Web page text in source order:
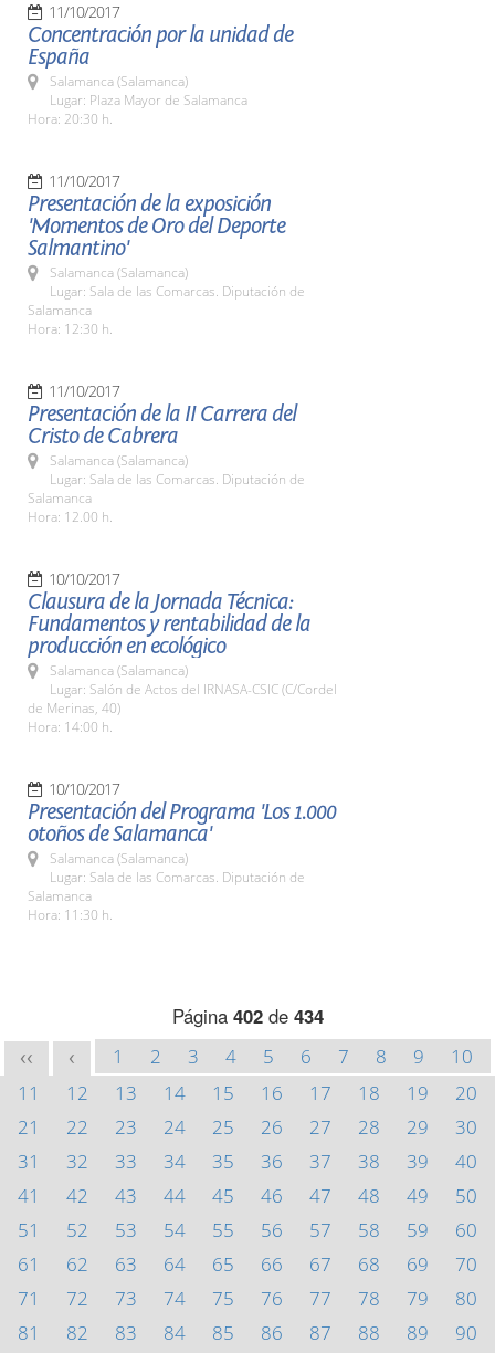
11/10/2017
Concentración por la unidad de
España
Salamanca (Salamanca)
Lugar: Plaza Mayor de Salamanca
Hora: 20:30 h.
11/10/2017
Presentación de la exposición
'Momentos de Oro del Deporte
Salmantino'
Salamanca (Salamanca)
Lugar: Sala de las Comarcas. Diputación de
Salamanca
Hora: 12:30 h.
11/10/2017
Presentación de la II Carrera del
Cristo de Cabrera
Salamanca (Salamanca)
Lugar: Sala de las Comarcas. Diputación de
Salamanca
Hora: 12.00 h.
10/10/2017
Clausura de la Jornada Técnica:
Fundamentos y rentabilidad de la
producción en ecológico
Salamanca (Salamanca)
Lugar: Salón de Actos del IRNASA-CSIC (C/Cordel
de Merinas, 40)
Hora: 14:00 h.
10/10/2017
Presentación del Programa 'Los 1.000
otoños de Salamanca'
Salamanca (Salamanca)
Lugar: Sala de las Comarcas. Diputación de
Salamanca
Hora: 11:30 h.
Página 402de 434
<< < 1 2 3 4 5 6 7 8 9
10
11
12 13 14 15 16 17 18 19
20
21
22 23 24 25 26 27 28 29
30
31
32 33 34 35 36 37 38 39
40
41
42 43 44 45 46 47 48 49
50
51
52 53 54 55 56 57 58 59
60
61
62 63 64 65 66 67 68 69
70
71
72 73 74 75 76 77 78 79
80
81
82 83 84 85 86 87 88 89
90